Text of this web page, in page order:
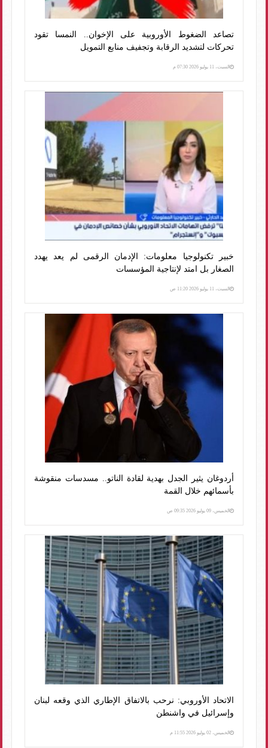
تصاعد الضغوط الأوروبية على الإخوان.. النمسا تقود
تحركات لتشديد الرقابة وتجفيف منابع التمويل
السبت، 11 يوليو 2026 07:30 م
خبير تكنولوجيا معلومات: الإدمان الرقمى لم يعد يهدد
الصغار بل امتد لإنتاجية المؤسسات
السبت، 11 يوليو 2026 11:20 ص
أردوغان يثير الجدل بهدية لقادة الناتو.. مسدسات منقوشة
بأسمائهم خلال القمة
الخميس، 09 يوليو 2026 09:35 ص
الاتحاد الأوروبي: نرحب بالاتفاق الإطاري الذي وقعه لبنان
وإسرائيل في واشنطن
الخميس، 02 يوليو 2026 11:55 م